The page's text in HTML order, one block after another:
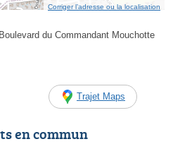
Corriger l’adresse ou la localisation
du Commandant Mouchotte
Trajet Maps
en commun